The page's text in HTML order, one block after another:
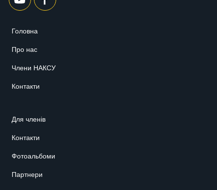
Головна
Про нас
Члени НАКСУ
Контакти
Для членів
Контакти
Фотоальбоми
Партнери